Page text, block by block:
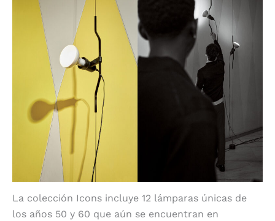
La colección Icons incluye 12 lámparas únicas de
los años 50 y 60 que aún se encuentran en